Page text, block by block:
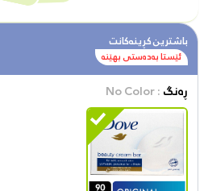
باشترین کڕینەکانت
ئێستا بەدەستی بهێنە
ڕەنگ: No Color